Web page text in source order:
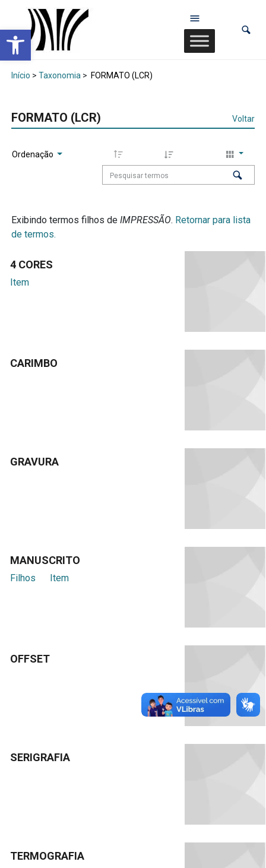
Abrir a barra de ferramentas
Início > Taxonomia > FORMATO (LCR)
FORMATO (LCR) Voltar
Ordenação
Exibindo termos filhos de IMPRESSÃO. Retornar para lista
de termos.
4 CORES
Item
CARIMBO
GRAVURA
MANUSCRITO
Filhos Item
OFFSET
SERIGRAFIA
TERMOGRAFIA